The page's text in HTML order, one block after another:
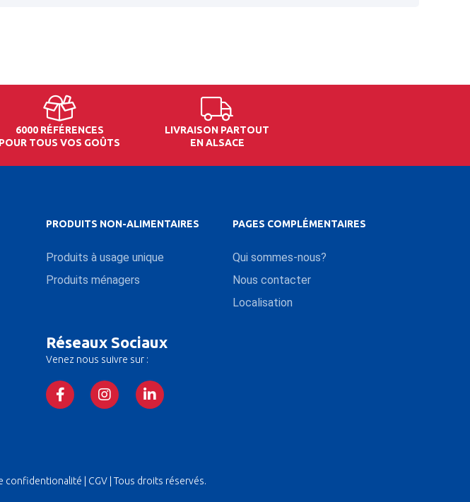
6000 RÉFÉRENCES
POUR TOUS VOS GOÛTS
LIVRAISON PARTOUT
EN ALSACE
PRODUITS NON-ALIMENTAIRES
Produits à usage unique
Produits ménagers
Réseaux Sociaux
Venez nous suivre sur :
PAGES COMPLÉMENTAIRES
Qui sommes-nous?
Nous contacter
Localisation
confidentionalité CGV | Tous droits réservés.